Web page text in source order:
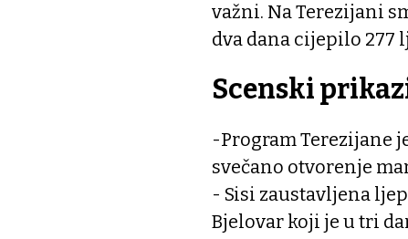
važni. Na Terezijani
dva dana cijepilo 277
Scenski
-Program Terezijane
svečano otvorenje
- Sisi zaustavljena
Bjelovar koji je u tri